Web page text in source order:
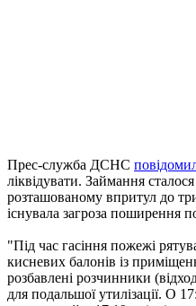
Прес-служба ДСНС
ліквідувати. Займання
розташованому впритул до
існувала загроза поширення
"Під час гасіння пожежі
кисневих балонів із
розбавлені розчинники
для подальшої утилізації. О